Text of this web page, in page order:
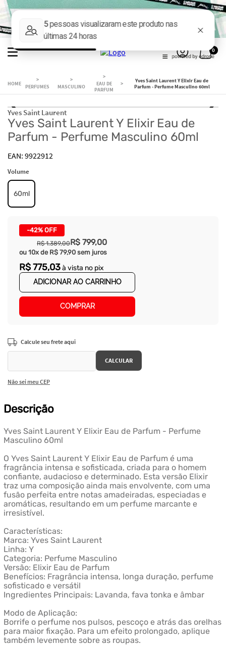
0
PERFUMES MASCULINO
EAU DE
PARFUM
Yves Saint Laurent Y Elixir Eau de
Parfum - Perfume Masculino 60ml
Yves Saint Laurent
Yves Saint Laurent Y Elixir Eau de
Parfum - Perfume Masculino 60ml
9922912
Volume
60ml
-42% OFF
R$ 799,00
R$ 1.389,00
ou 10x de R$ 79,90 sem juros
R$775,03à vista no pix
ADICIONAR AO CARRINHO
COMPRAR
Não sei meu CEP
Descrição
Yves Saint Laurent Y Elixir Eau de Parfum - Perfume
Masculino 60ml
O Yves Saint Laurent Y Elixir Eau de Parfum é uma
fragrância intensa e sofisticada, criada para o homem
confiante, audacioso e determinado. Esta versão Elixir
traz uma composição ainda mais envolvente, com uma
fusão perfeita entre notas amadeiradas, especiadas e
aromáticas, resultando em um perfume marcante e
irresistível.
Características:
Marca: Yves Saint Laurent
Linha: Y
Categoria: Perfume Masculino
Versão: Elixir Eau de Parfum
Benefícios: Fragrância intensa, longa duração, perfume
sofisticado e versátil
Ingredientes Principais: Lavanda, fava tonka e âmbar
Modo de Aplicação:
Borrife o perfume nos pulsos, pescoço e atrás das orelhas
para maior fixação. Para um efeito prolongado, aplique
também levemente sobre as roupas.